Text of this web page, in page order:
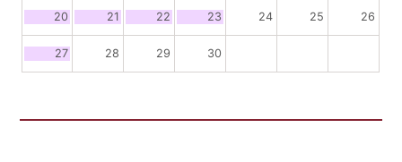
20 21 22 23 24 25 26
27 28 29 30